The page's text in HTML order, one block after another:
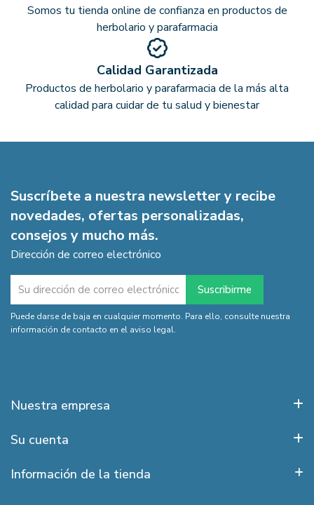
Somos tu tienda online de confianza en productos de
herbolario y parafarmacia
Calidad Garantizada
Productos de herbolario y parafarmacia de la más alta
calidad para cuidar de tu salud y bienestar
Suscríbete a nuestra newsletter y recibe
novedades, ofertas personalizadas,
consejos y mucho más.
Dirección de correo electrónico
Puede darse de baja en cualquier momento. Para ello, consulte nuestra
información de contacto en el aviso legal.
Nuestra empresa
Su cuenta
Información de la tienda